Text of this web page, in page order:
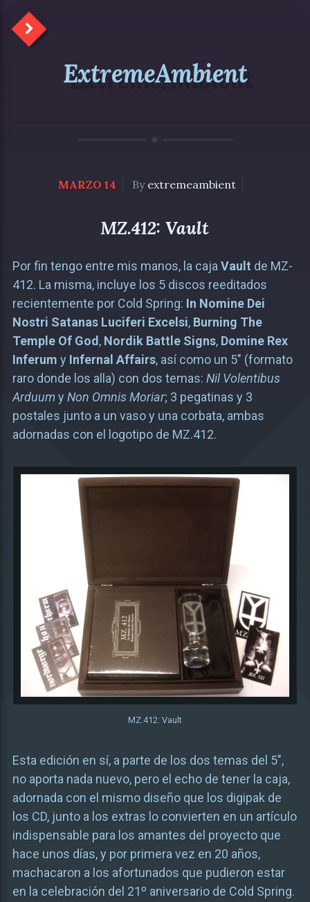
ExtremeAmbient
MARZO 14 By extremeambient
MZ.412: Vault
Por fin tengo entre mis manos, la caja Vaultde MZ-
412. La misma, incluye los 5 discos reeditados
recientemente por Cold Spring: In Nomine Dei
Nostri Satanas Luciferi Excelsi, Burning The
Temple Of God , Nordik Battle Signs, Domine Rex
Inferum y Infernal Affairs, así como un 5″ (formato
raro donde los alla) con dos temas: Nil Volentibus
ArduumyNon Omnis Moriar; 3 pegatinas y 3
postales junto a un vaso y una corbata, ambas
adornadas con el logotipo de MZ.412.
MZ.412: Vault
Esta edición en sí, a parte de los dos temas del 5″,
no aporta nada nuevo, pero el echo de tener la caja,
adornada con el mismo diseño que los digipak de
los CD, junto a los extras lo convierten en un artículo
indispensable para los amantes del proyecto que
hace unos días, y por primera vez en 20 años,
machacaron a los afortunados que pudieron estar
en la celebración del 21º aniversario de Cold Spring.